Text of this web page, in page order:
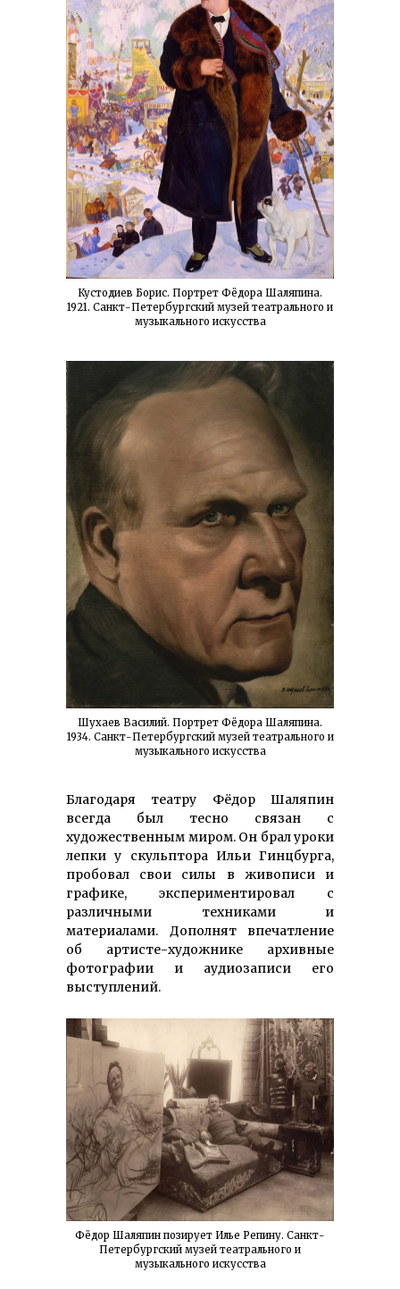
Кустодиев Борис. Портрет Фёдора Шаляпина.
1921. Санкт-Петербургский музей театрального и
музыкального искусства
Шухаев Василий. Портрет Фёдора Шаляпина.
1934. Санкт-Петербургский музей театрального и
музыкального искусства
Благодаря театру Фёдор Шаляпин
всегда был тесно связан с
художественным миром. Он брал уроки
лепки у скульптора Ильи Гинцбурга,
пробовал свои силы в живописи и
графике, экспериментировал с
различными техниками и
материалами. Дополнят впечатление
об артисте-художнике архивные
фотографии и аудиозаписи его
выступлений.
Фёдор Шаляпин позирует Илье Репину. Санкт-
Петербургский музей театрального и
музыкального искусства